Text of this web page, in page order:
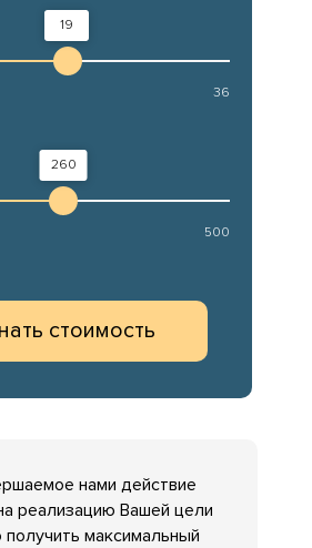
19
36
260
500
стоимость
нами действие
реализацию Вашей цели
максимальный